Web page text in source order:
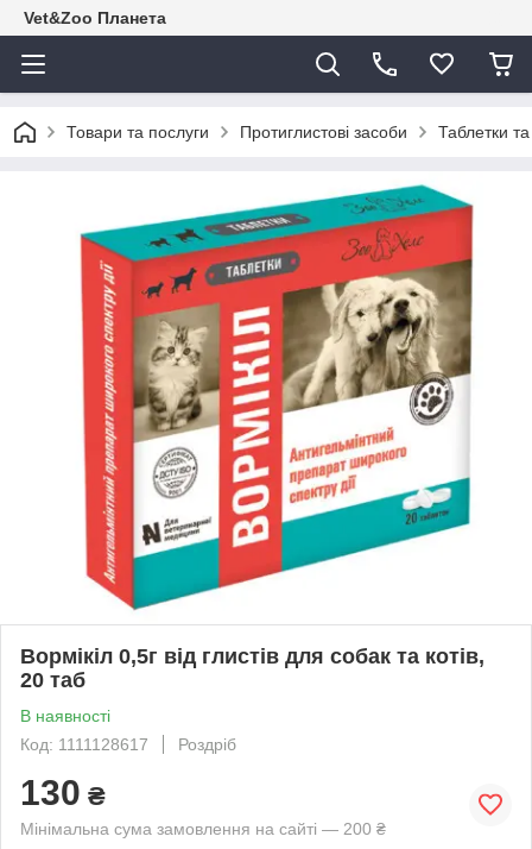
Vet&Zoo Планета
Товари та послуги Протиглистові засоби Таблетки та
Вормікіл 0,5г від глистів для собак та котів,
20 таб
В наявності
Код: 1111128617
Роздріб
130 ₴
Мінімальна сума замовлення на сайті — 200 ₴